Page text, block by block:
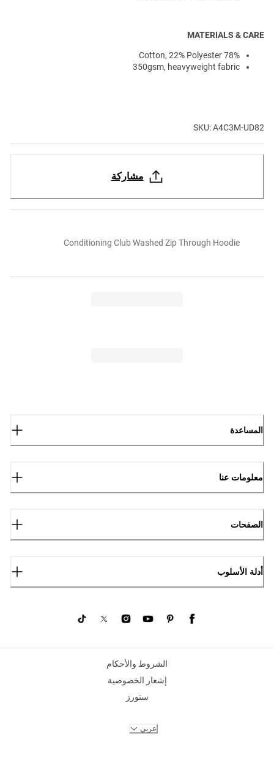
MATERIALS & CARE
78% Cotton, 22% Polyester
350gsm, heavyweight fabric
SKU: A4C3M-UD82
مشاركة
Conditioning Club Washed Zip Through Hoodie
المساعدة
معلومات عنا
الصفحات
أدلة الأسلوب
الشروط والأحكام
إشعار الخصوصية
ستورز
عربي